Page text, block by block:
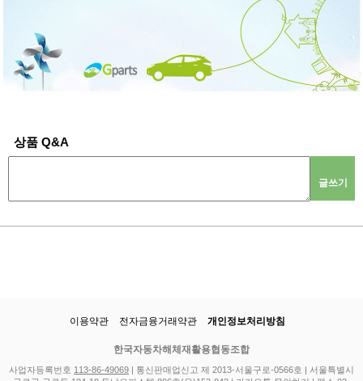
상품 Q&A
글쓰기
이용약관 전자금융거래약관 개인정보처리방침
한국자동차해체재활용협동조합
사업자등록번호 113-86-49069 | 통신판매업신고 제 2013-서울구로-0566호 | 서울특별시